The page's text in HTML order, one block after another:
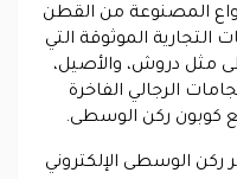
المصنوعة من القطن
التجارية الموثوقة التي
مثل دروش، والأصيل،
الرجالي الفاخرة
كوبون ركن الوسطى.
الوسطى الإلكتروني